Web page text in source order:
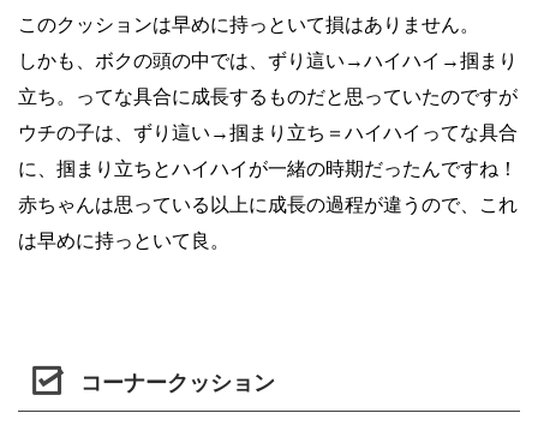
このクッションは早めに持っといて損はありません。
しかも、ボクの頭の中では、ずり這い→ハイハイ→掴まり
立ち。ってな具合に成長するものだと思っていたのですが
ウチの子は、ずり這い→掴まり立ち＝ハイハイってな具合
に、掴まり立ちとハイハイが一緒の時期だったんですね！
赤ちゃんは思っている以上に成長の過程が違うので、これ
は早めに持っといて良。
コーナークッション